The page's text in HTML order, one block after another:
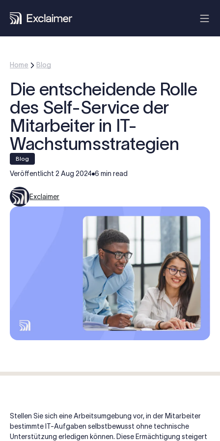
Home Blog
Die entscheidende Rolle
des Self-Service der
Mitarbeiter in IT-
Wachstumsstrategien
blog
Veröffentlicht 2 Aug 2024 6 min read
Exclaimer
Stellen Sie sich eine Arbeitsumgebung vor, in der Mitarbeiter
bestimmte IT-Aufgaben selbstbewusst ohne technische
Unterstützung erledigen können. Diese Ermächtigung steigert